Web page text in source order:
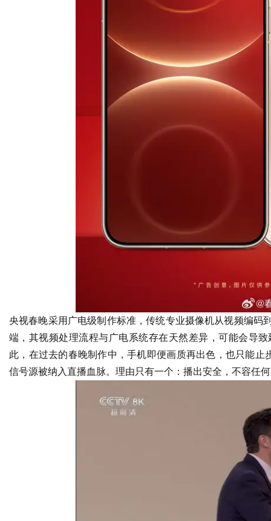
央视春晚采用广电级制作标准，传统专业摄像机从视频编码
端，其视频处理流程与广电系统存在天然差异，可能会导
此，在过去的春晚制作中，手机即便画质再出色，也只能止
信号源被纳入直播血脉。理由只有一个：播出安全，不容任